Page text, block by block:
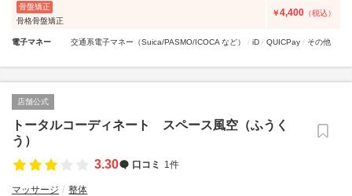
骨盤矯正
骨格骨盤矯正
￥4,400 （税込）
電子マネー 交通系電子マネー（Suica/PASMO/ICOCA など） iD QUICPay その他
店舗公式
トータルコーディネート スペース風空（ふうく
う）
3.30
口コミ 1件
マッサージ 整体